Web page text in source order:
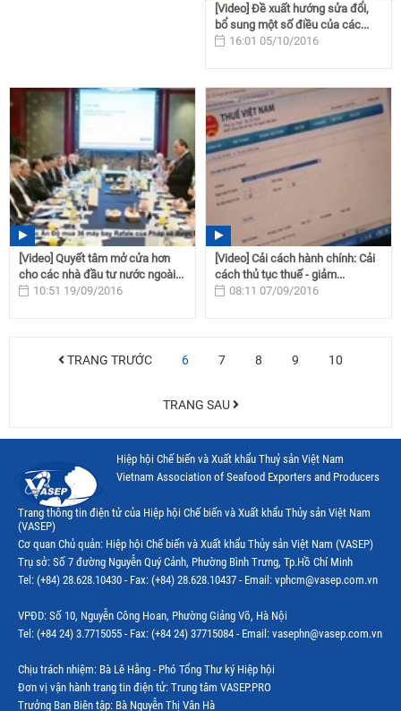
[Video] Đề xuất hướng sửa đổi,
bổ sung một số điều của các...
16:01 05/10/2016
[Video] Quyết tâm mở cửa hơn
cho các nhà đầu tư nước ngoài...
10:51 19/09/2016
[Video] Cải cách hành chính: Cải
cách thủ tục thuế - giảm...
08:11 07/09/2016
TRANG TRƯỚC 6 7 8 9 10
TRANG SAU
Hiệp hội Chế biến và Xuất khẩu Thuỷ sản Việt Nam
Vietnam Association of Seafood Exporters and Producers
Trang thông tin điện tử của Hiệp hội Chế biến và Xuất khẩu Thủy sản Việt Nam
(VASEP)
Cơ quan Chủ quản: Hiệp hội Chế biến và Xuất khẩu Thủy sản Việt Nam (VASEP)
Trụ sở: Số 7 đường Nguyễn Quý Cảnh, Phường Bình Trưng, Tp.Hồ Chí Minh
Tel: (+84) 28.628.10430 - Fax: (+84) 28.628.10437 - Email: vphcm@vasep.com.vn
VPĐD: Số 10, Nguyễn Công Hoan, Phường Giảng Võ, Hà Nội
Tel: (+84 24) 3.7715055 - Fax: (+84 24) 37715084 - Email: vasephn@vasep.com.vn
Chịu trách nhiệm: Bà Lê Hằng - Phó Tổng Thư ký Hiệp hội
Đơn vị vận hành trang tin điện tử: Trung tâm VASEP.PRO
Trưởng Ban Biên tập: Bà Nguyễn Thị Vân Hà